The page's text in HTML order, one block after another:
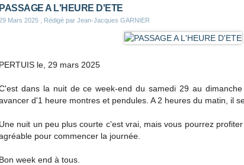
PASSAGE A L'HEURE D'ETE
Mars 2025 , Rédigé par Jean-Jacques GARNIER
PERTUIS le, 29 mars 2025
dans la nuit de ce week-end du samedi 29 au
d'1 heure montres et pendules. A 2 heures du matin, il
Une nuit un peu plus courte c'est vrai, mais vous pourrez
pour commencer la journée.
Bon week end à tous.